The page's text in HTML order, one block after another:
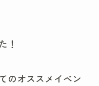
！
のオススメイベン